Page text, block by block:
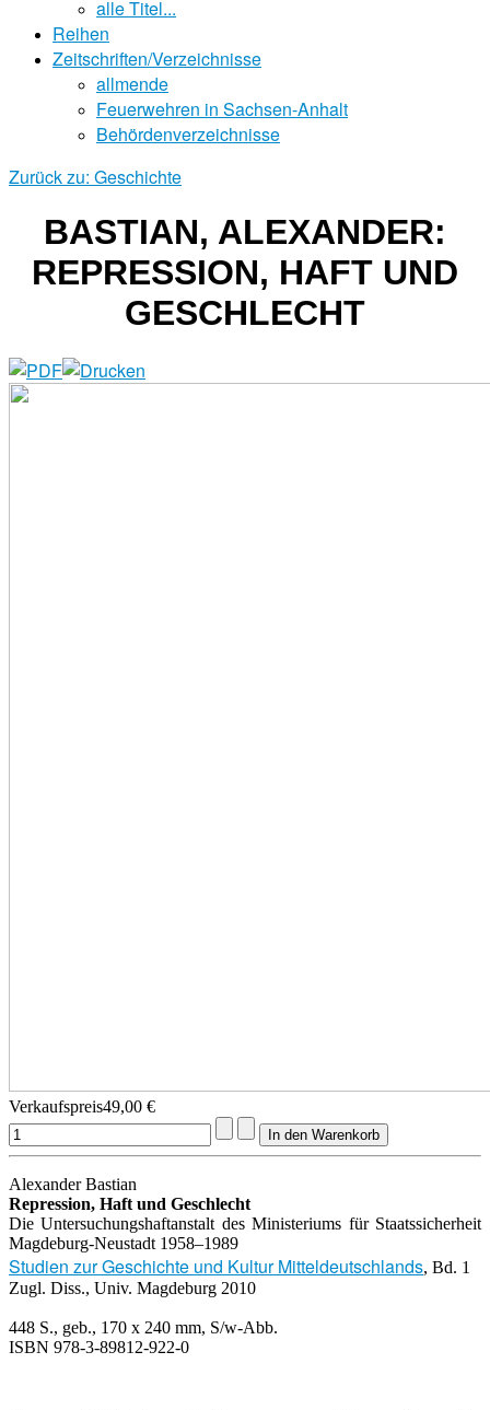
alle Titel...
Reihen
Zeitschriften/Verzeichnisse
allmende
Feuerwehren in Sachsen-Anhalt
Behördenverzeichnisse
Zurück zu: Geschichte
BASTIAN, ALEXANDER:
REPRESSION, HAFT UND
GESCHLECHT
Verkaufspreis49,00 €
Alexander Bastian
Repression, Haft und Geschlecht
Die Untersuchungshaftanstalt des Ministeriums für Staatssicherheit
Magdeburg-Neustadt 1958–1989
Studien zur Geschichte und Kultur Mitteldeutschlands, Bd. 1
Zugl. Diss., Univ. Magdeburg 2010
448 S., geb., 170 x 240 mm, S/w-Abb.
ISBN 978-3-89812-922-0